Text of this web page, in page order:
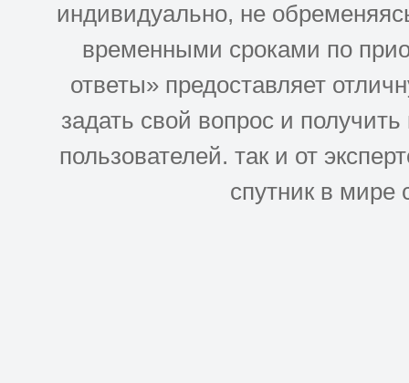
индивидуально, не
временными сроками по
ответы» предоставляет
задать свой вопрос и
пользователей. так и от
спутник в